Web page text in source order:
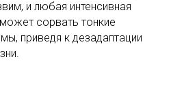
и любая интенсивная
сорвать тонкие
приведя к дезадаптации